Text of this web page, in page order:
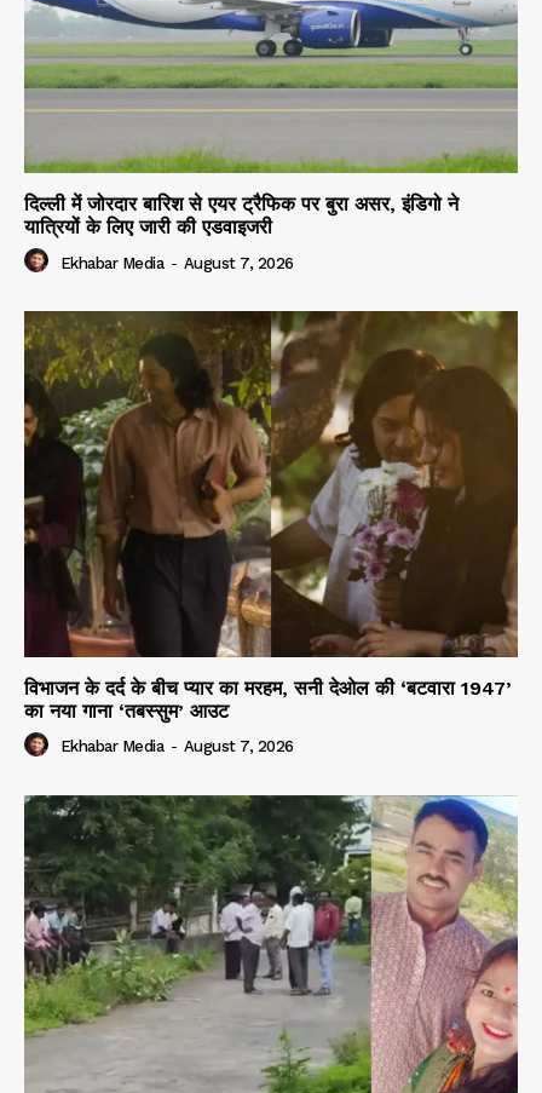
दिल्ली में जोरदार बारिश से एयर ट्रैफिक पर बुरा असर, इंडिगो ने
यात्रियों के लिए जारी की एडवाइजरी
Ekhabar Media - August 7, 2026
विभाजन के दर्द के बीच प्यार का मरहम, सनी देओल की ‘बटवारा 1947’
का नया गाना ‘तबस्सुम’ आउट
Ekhabar Media - August 7, 2026